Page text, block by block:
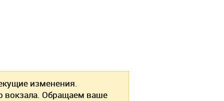
изменения.
вокзала. Обращаем ваше